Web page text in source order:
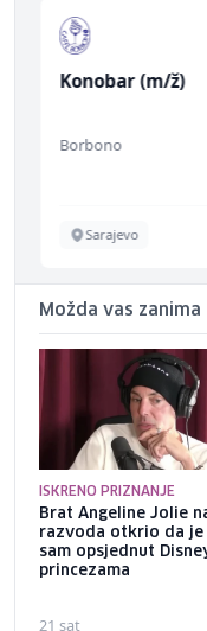
Konobar (m/ž)
Borbono
Sarajevo
Možda vas zanima
ISKRENO PRIZNANJE
Brat Angeline Jolie
razvoda otkrio da je
sam opsjednut
princezama
21 sat